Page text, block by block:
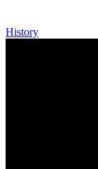
History